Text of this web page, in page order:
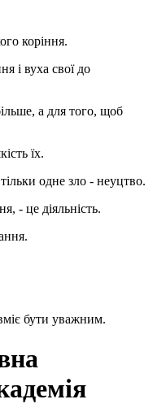
коріння.
і вуха свої до
а для того, щоб
їх.
одне зло - неуцтво.
- це діяльність.
бути уважним.